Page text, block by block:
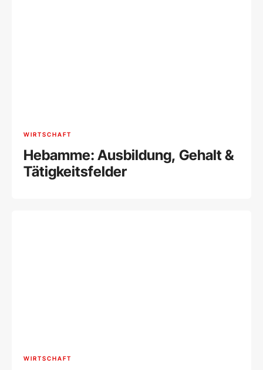
WIRTSCHAFT
Hebamme: Ausbildung, Gehalt &
Tätigkeitsfelder
WIRTSCHAFT